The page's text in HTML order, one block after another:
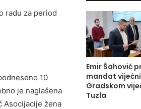
radu za period
10
je naglašena
Asocijacije žena
Emir Šahović
mandat
Gradskom
Tuzla